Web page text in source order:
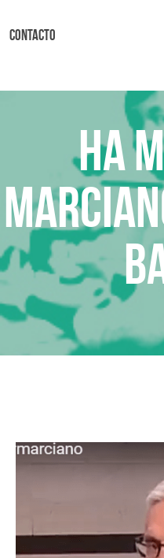
Contacto
Ha